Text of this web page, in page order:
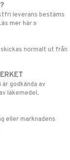
leverans bestäms
mer här »
normalt ut från
godkända av
läkemedel.
eller marknadens